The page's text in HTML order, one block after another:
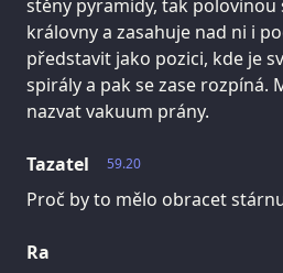
stěny pyramidy, tak
královny a zasahuje nad ni i
představit jako pozici, kde je
spirály a pak se zase rozpíná.
nazvat vakuum prány.
59.20
Tazatel
Proč by to mělo obracet
Ra